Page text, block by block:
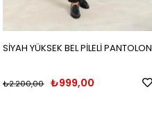
SİYAH YÜKSEK BEL PİLELİ PANTOLON
₺999,00
₺2.200,00